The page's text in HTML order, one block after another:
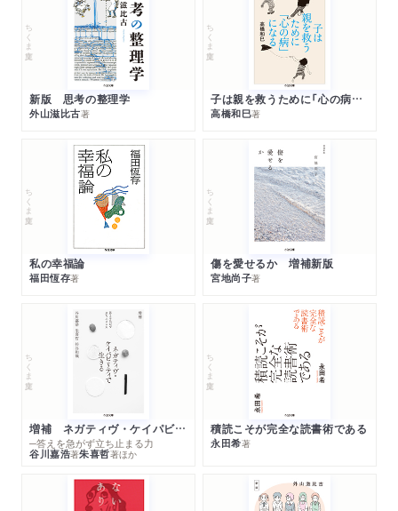
雲ながるる果てに（江見俊太郎、鶴田浩二、西村晃）
ちくま文庫
新版 思考の整理学
外山滋比古著
ちくま文庫
子は親を救うために「心の病」になる
高橋和巳著
ちくま文庫
私の幸福論
福田恆存著
ちくま文庫
傷を愛せるか 増補新版
宮地尚子著
ちくま文庫
増補 ネガティヴ・ケイパビリティで生きる
─答えを急がず立ち止まる力
谷川嘉浩著朱喜哲著ほか
ちくま文庫
積読こそが完全な読書術である
永田希著